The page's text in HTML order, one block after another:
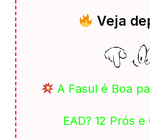
Veja
A Fasul é Boa
EAD? 12 Prós